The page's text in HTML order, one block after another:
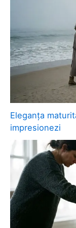
Eleganța
impresionezi